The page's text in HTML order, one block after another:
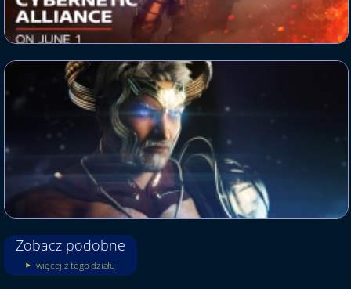
Zobacz podobne
więcej z tego działu